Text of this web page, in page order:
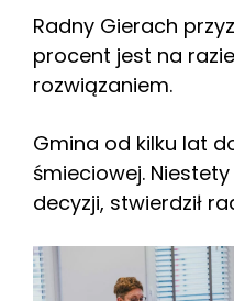
Radny Gierach
procent jest na
rozwiązaniem.
Gmina od kilku lat
śmieciowej.
decyzji, stwierdził